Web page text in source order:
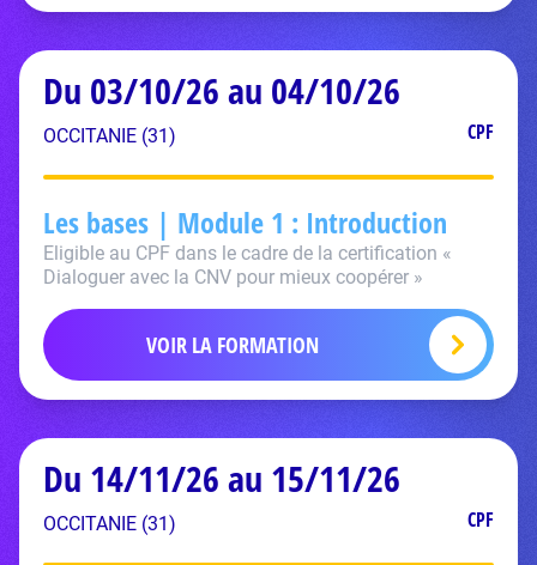
Du 03/10/26 au 04/10/26
OCCITANIE (31) CPF
Les bases | Module 1 : Introduction
Eligible au CPF dans le cadre de la certification «
Dialoguer avec la CNV pour mieux coopérer »
VOIR LA FORMATION
Du 14/11/26 au 15/11/26
OCCITANIE (31) CPF